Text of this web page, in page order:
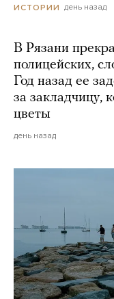
ИСТОРИИ день назад
В Рязани
полицейских,
Год назад ее
за закладчицу,
цветы
день назад